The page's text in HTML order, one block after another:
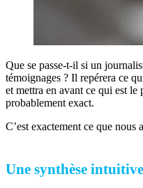
Que se passe-t-il si un
témoignages ? Il repérera ce
et mettra en avant ce qui est
probablement exact.
C’est exactement ce que nous
Une synthèse